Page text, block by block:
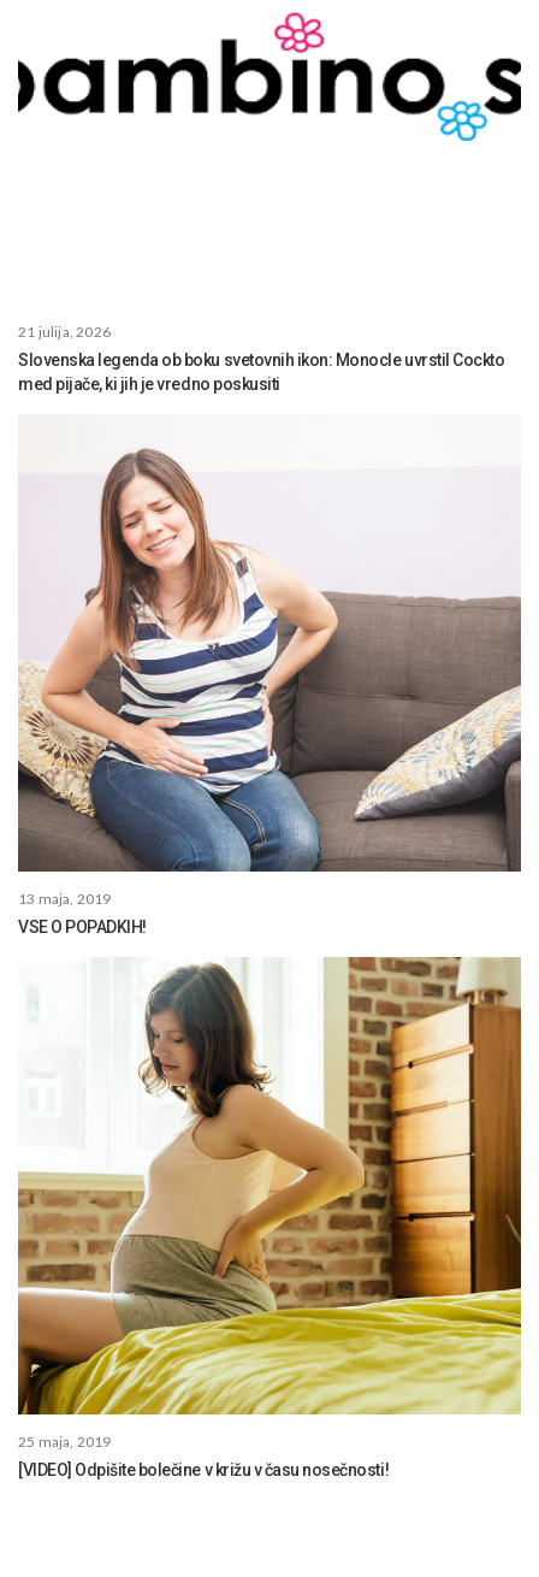
21 julija, 2026
Slovenska legenda ob boku svetovnih ikon: Monocle uvrstil Cockto
med pijače, ki jih je vredno poskusiti
13 maja, 2019
VSE O POPADKIH!
25 maja, 2019
[VIDEO] Odpišite bolečine v križu v času nosečnosti!